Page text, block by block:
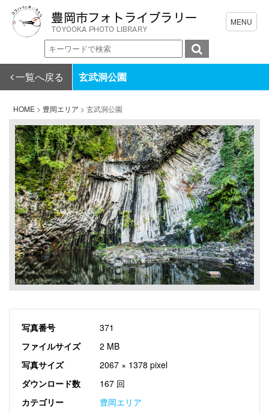
一覧へ戻る 玄武洞公園
HOME > 豊岡エリア > 玄武洞公園
写真番号
371
ファイルサイズ
2 MB
写真サイズ
2067 × 1378 pixel
ダウンロード数
167 回
カテゴリー
豊岡エリア